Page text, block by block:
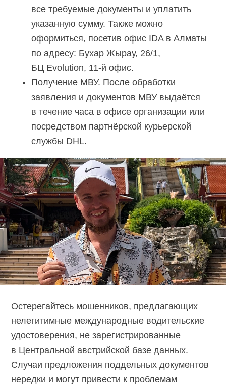
все требуемые документы и уплатить
указанную сумму. Также можно
оформиться, посетив офис IDA в Алматы
по адресу: Бухар Жырау, 26/1,
БЦ Evolution, 11-й офис.
Получение МВУ. После обработки
заявления и документов МВУ выдаётся
в течение часа в офисе организации или
посредством партнёрской курьерской
службы DHL.
Остерегайтесь мошенников, предлагающих
нелегитимные международные водительские
удостоверения, не зарегистрированные
в Центральной австрийской базе данных.
Случаи предложения поддельных документов
нередки и могут привести к проблемам